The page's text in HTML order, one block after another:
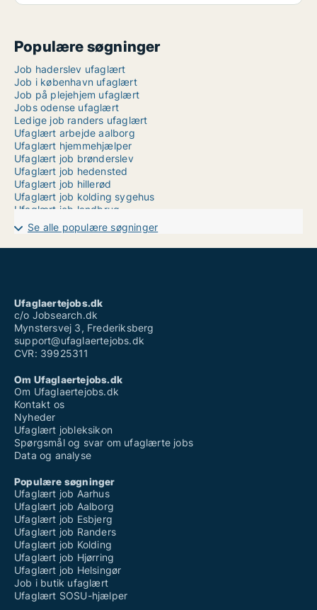
Populære søgninger
Job haderslev ufaglært
Job i københavn ufaglært
Job på plejehjem ufaglært
Jobs odense ufaglært
Ledige job randers ufaglært
Ufaglært arbejde aalborg
Ufaglært hjemmehjælper
Ufaglært job brønderslev
Ufaglært job hedensted
Ufaglært job hillerød
Ufaglært job kolding sygehus
Ufaglært job landbrug
Ufaglært job odense
Ufaglært job skanderborg
Ufaglært job skive
Ufaglært mejerist løn
Ufaglært novo nordisk
Se alle populære søgninger
Ufaglaertejobs.dk
c/o Jobsearch.dk
Mynstersvej 3, Frederiksberg
support@ufaglaertejobs.dk
CVR: 39925311
Om Ufaglaertejobs.dk
Om Ufaglaertejobs.dk
Kontakt os
Nyheder
Ufaglært jobleksikon
Spørgsmål og svar om ufaglærte jobs
Data og analyse
Populære søgninger
Ufaglært job Aarhus
Ufaglært job Aalborg
Ufaglært job Esbjerg
Ufaglært job Randers
Ufaglært job Kolding
Ufaglært job Hjørring
Ufaglært job Helsingør
Job i butik ufaglært
Ufaglært SOSU-hjælper